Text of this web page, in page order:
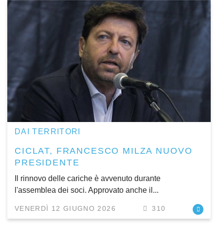
DAI TERRITORI
CICLAT, FRANCESCO MILZA NUOVO
PRESIDENTE
Il rinnovo delle cariche è avvenuto durante
l'assemblea dei soci. Approvato anche il...
VENERDÌ 12 GIUGNO 2026 310